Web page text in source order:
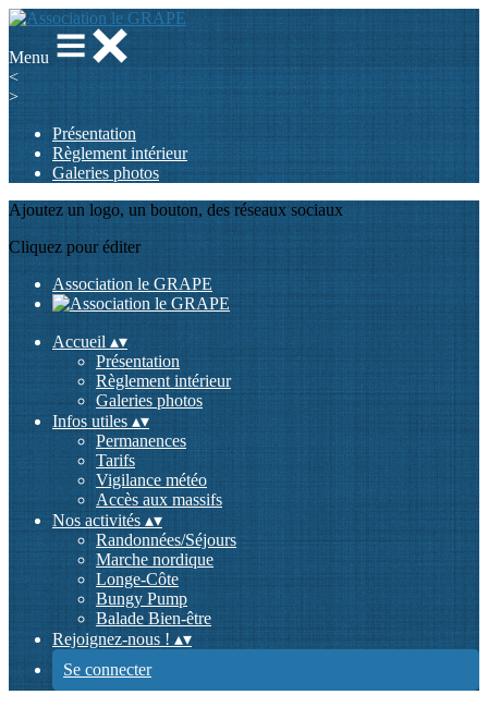
Menu
<
>
Présentation
Règlement intérieur
Galeries photos
Ajoutez un logo, un bouton, des réseaux sociaux
Cliquez pour éditer
Association le GRAPE
Accueil ▴▾
Présentation
Règlement intérieur
Galeries photos
Infos utiles ▴▾
Permanences
Tarifs
Vigilance météo
Accès aux massifs
Nos activités ▴▾
Randonnées/Séjours
Marche nordique
Longe-Côte
Bungy Pump
Balade Bien-être
Rejoignez-nous ! ▴▾
Se connecter